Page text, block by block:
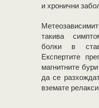
и хронични
такива
болки в
Експертите
магнитните
да се
вземате